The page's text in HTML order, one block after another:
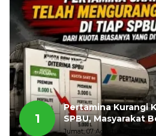
1
Pertamina Kurangi
SPBU, Masyarakat
Jumat, 07 Agustus 2026, 11:03